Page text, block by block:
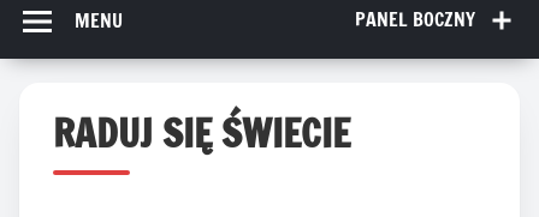
PANEL BOCZNY
MENU
RADUJ SIĘ ŚWIECIE